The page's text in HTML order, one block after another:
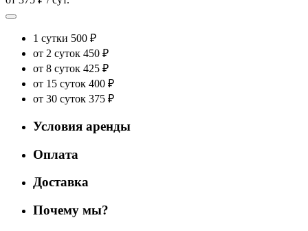
1 сутки 500 ₽
от 2 суток 450 ₽
от 8 суток 425 ₽
от 15 суток 400 ₽
от 30 суток 375 ₽
Условия аренды
Оплата
Доставка
Почему мы?